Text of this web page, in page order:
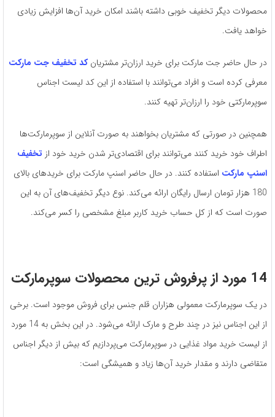
محصولات دیگر تخفیف خوبی داشته باشند امکان خرید آن‌ها افزایش زیادی
خواهد یافت.
در حال حاضر جت مارکت برای خرید ارزان‌تر مشتریانکد تخفیف جت مارکت
معرفی کرده است و افراد می‌توانند با استفاده از این کد لیست اجناس
سوپرمارکتی خود را ارزان‌تر تهیه کنند.
همچنین در صورتی که مشتریان بخواهند به صورت آنلاین از سوپرمارکت‌ها
اطراف خود خرید کنند می‌توانند برای اقتصادی‌تر شدن خرید خود از تخفیف
اسنپ مارکت استفاده کنند. در حال حاضر اسنپ مارکت برای خریدهای بالای
180 هزار تومان ارسال رایگان ارائه می‌کند. نوع دیگر تخفیف‌های آن به این
صورت است که از کل حساب خرید کاربر مبلغ مشخصی را کسر می‌کند.
14 مورد از پرفروش ترین محصولات سوپرمارکت
در یک سوپرمارکت معمولی هزاران قلم جنس برای فروش موجود است. برخی
از این اجناس نیز در چند طرح و مارک ارائه می‌شود. در این بخش به 14 مورد
از لیست خرید مواد غذایی در سوپرمارکت می‌پردازیم که بیش از دیگر اجناس
متقاضی دارند و مقدار خرید آن‌ها زیاد و همیشگی است: